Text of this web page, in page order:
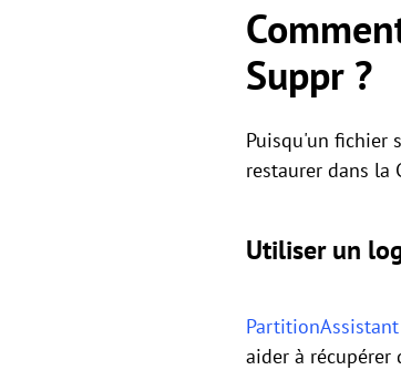
Suppr ?
Puisqu'un fichier
restaurer dans la
Utiliser un
PartitionAssistant
aider à récupérer